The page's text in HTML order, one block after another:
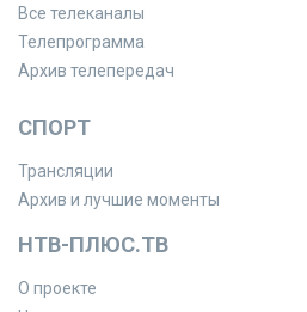
Все телеканалы
Телепрограмма
Архив телепередач
СПОРТ
Трансляции
Архив и лучшие моменты
НТВ-ПЛЮС.ТВ
О проекте